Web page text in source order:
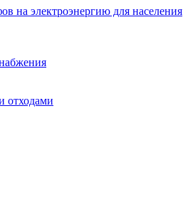
на электроэнергию для населения
отходами